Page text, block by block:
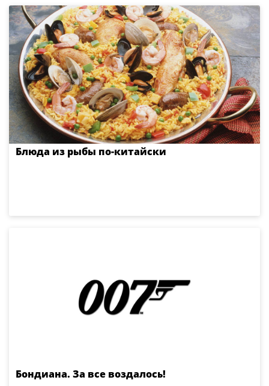
Блюда из рыбы по-китайски
Бондиана. За все воздалось!